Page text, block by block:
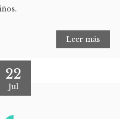
Leer más
22
Jul